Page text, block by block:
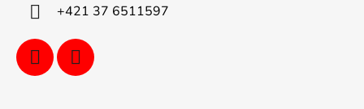
+421 37 6511597